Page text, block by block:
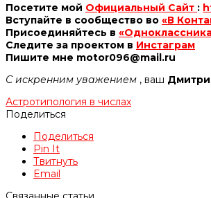
Посетите мой Официальный Сайт :
Вступайте в сообщество во «В
Присоединяйтесь в
Следите за проектом в Инстаграм
Пишите мне motor096@mail.ru
С искренним уважением , ваш
Астротипология в числах
Поделиться
Поделиться
Pin It
Твитнуть
Email